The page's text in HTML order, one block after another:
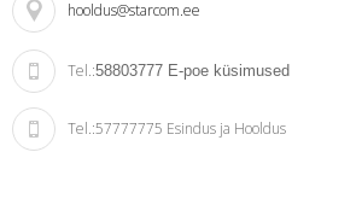
hooldus@starcom.ee
Tel.:58803777 E-poe küsimused
Tel.:57777775 Esindus ja Hooldus